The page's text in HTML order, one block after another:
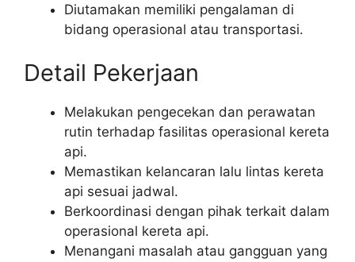
Diutamakan memiliki pengalaman di
bidang operasional atau transportasi.
Detail Pekerjaan
Melakukan pengecekan dan perawatan
rutin terhadap fasilitas operasional kereta
api.
Memastikan kelancaran lalu lintas kereta
api sesuai jadwal.
Berkoordinasi dengan pihak terkait dalam
operasional kereta api.
Menangani masalah atau gangguan yang